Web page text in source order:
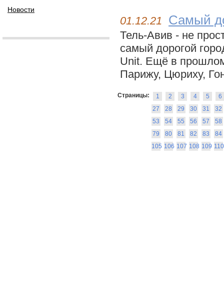
Новости
01.12.21 Самый
Тель-Авив - не
самый дорогой
Unit. Ещё в прошлом
Парижу, Цюриху,
Страницы: 1 2 3 4 5
6
27
28 29 30 31
32
53
54 55 56 57
58
79
80 81 82 83
84
105 106 107 108 109 110